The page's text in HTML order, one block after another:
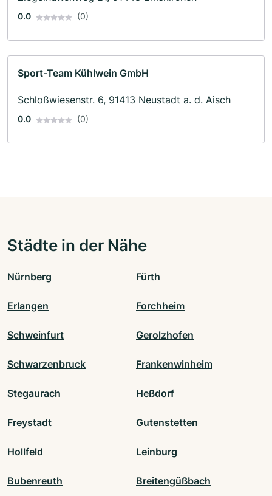
0.0 (0)
Sport-Team Kühlwein GmbH
Schloßwiesenstr. 6, 91413 Neustadt a. d. Aisch
0.0 (0)
Städte in der Nähe
Nürnberg Fürth
Erlangen Forchheim
Schweinfurt Gerolzhofen
Schwarzenbruck Frankenwinheim
Stegaurach Heßdorf
Freystadt Gutenstetten
Hollfeld Leinburg
Bubenreuth Breitengüßbach